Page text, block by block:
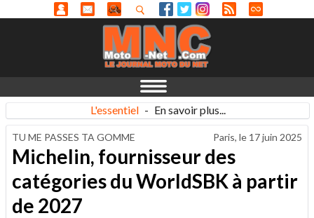
L'essentiel - En savoir plus...
TU ME PASSES TA GOMME Paris, le 17 juin 2025
Michelin, fournisseur des
catégories du WorldSBK à partir
de 2027